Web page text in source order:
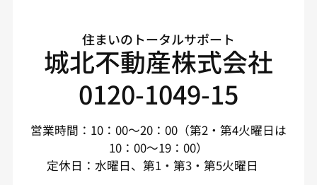
住まいのトータルサポート
城北不動産株式会社
0120-1049-15
営業時間：10：00～20：00（第2・第4火曜日は
10：00～19：00）
定休日：水曜日、第1・第3・第5火曜日